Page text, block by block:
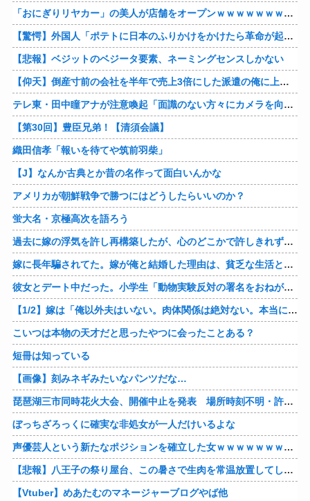
「おにぎりリヤカー」の美人が店舗をオープンｗｗｗｗｗｗｗｗｗｗｗｗ
【驚愕】外国人「ポテトに日本のふりかけをかけたら革命が起きた」→世界中で中毒者が続出w
【悲報】ベジットのベジータ要素、ネーミングセンスしかない
【仰天】倒産寸前の会社を半年で売上3倍にした派遣の俺に上司「派遣のシステムは削除した!社員登用も白紙だなw」→システム復旧せず退職した結果
テレ東・田中瞳アナが注意喚起「面識のない方々にカメラを向けられることに恐怖を…」
【第30回】豊臣兄弟！【清須会議】
織田信孝「報いを待てや筑前羽柴」
【J】なんか古典とか昔の名作って面白いんかな
アメリカが朝鮮戦争で勝つにはどうしたらいいのか？
蛍大名・京極高次を語ろう
過去に嫁の浮気を許し再構築したが、心のどこかで許しきれずにレス突入。ある日嫁のFBにログインすると、浮気相手が複数人いやがった！そしてその確認中に嫁が帰ってきたｗ
嫁に長年騙されてた。嫁が俺と結婚した理由は、貧乏な生活と不倫のドロドロから抜け出したかったから。安定した職につき自分の力で派手な生活ができるめどがついた途端に男を作った。
彼女とデート中だった。小学生「動物実験反対の署名をおねがいします」俺「わかった」彼女「動物実験は何のために行われているのかな？」小学生「え…？」彼女「なんで君たちは反対なの？動物実験が廃止になったら世界はどうなるかな？」小学生「(´;ω;｀)」 → 結果…….
【1/2】嫁は「俺以外夫はいない。肉体関係は絶対ない。本当に愛してるのは俺だけ。離婚は嫌」と。じゃあ“一番愛した人とは、結婚できないっていうのは本当”って何だよ。ふざけんな！
こいつは本物の天才だと思ったやつに会ったことある？
短冊は知っている
【画像】刻みネギみたいなパンツだな…
琵琶湖三市同時花火大会、開催中止を発表 場所時刻不明・許可なし・交通整理なし・市が関与否定
ぼっちざろっくに確実な非処女が一人だけいるよな
声優芸人という新たなポジションを確立した女ｗｗｗｗｗｗｗｗｗｗｗｗｗｗｗｗｗｗ
【悲報】八王子の祭り屋台、この暑さで生肉を常温放置してしまう…？他
【Vtuber】めあたむのマネージャーブログやば他